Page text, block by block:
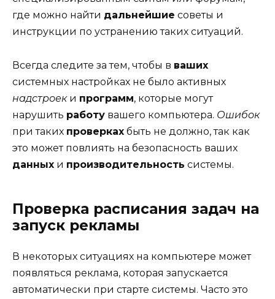
где можно найти дальнейшие советы и
инструкции по устранению таких ситуаций.
Всегда следите за тем, чтобы в ваших
системных настройках не было активных
надстроеки программ, которые могут
нарушить работу вашего компьютера. Ошибок
при таких проверках быть не должно, так как
это может повлиять на безопасность ваших
данных и производительность системы.
Проверка расписания задач на
запуск рекламы
В некоторых ситуациях на компьютере может
появляться реклама, которая запускается
автоматически при старте системы. Часто это